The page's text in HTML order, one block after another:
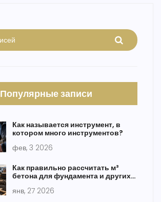
Популярные записи
Как называется инструмент, в
котором много инструментов?
фев, 3 2026
Как правильно рассчитать м³
бетона для фундамента и других
янв, 27 2026